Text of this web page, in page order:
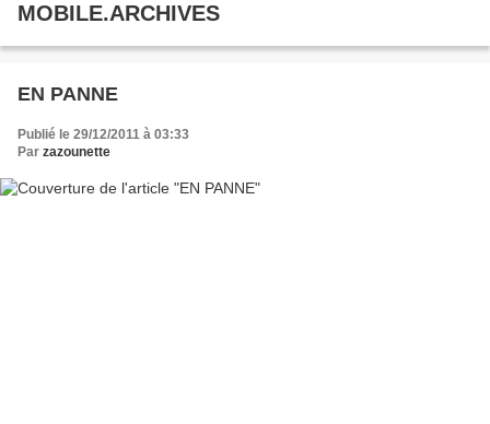
MOBILE.ARCHIVES
EN PANNE
Publié le 29/12/2011 à 03:33
Par zazounette